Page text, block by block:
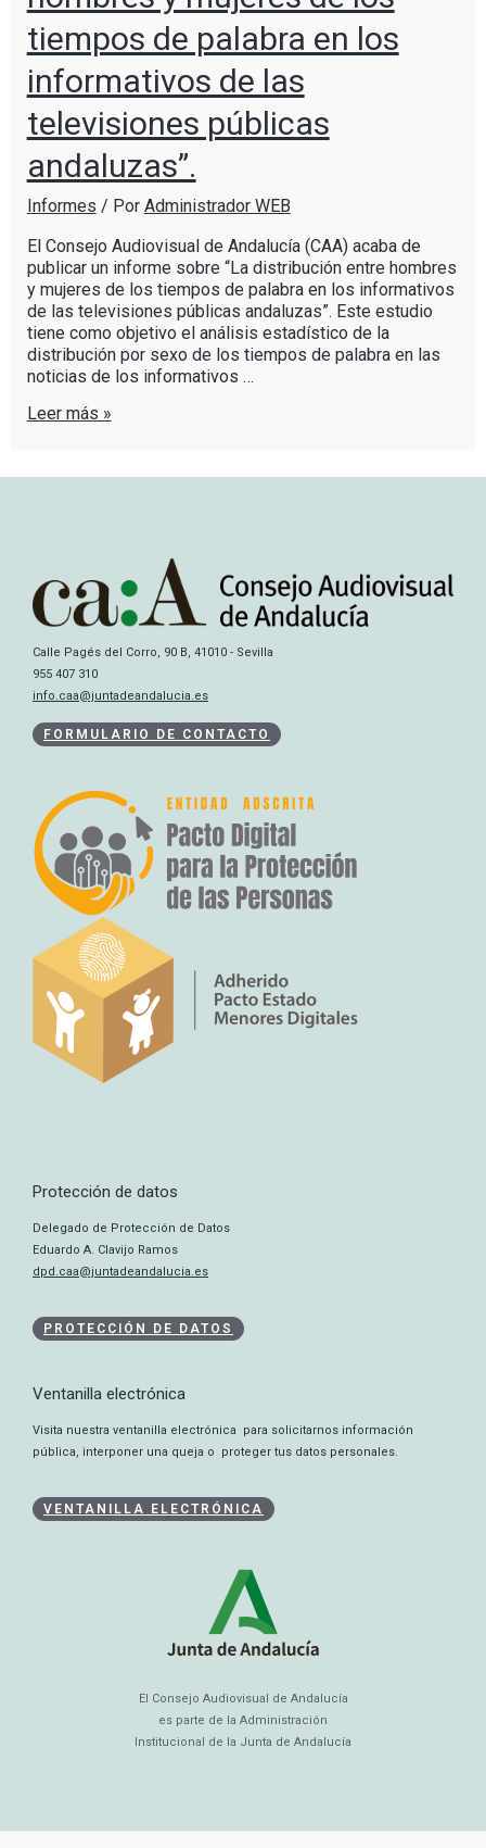
tiempos de palabra en los
informativos de las
televisiones públicas
andaluzas”.
Informes / Por Administrador WEB
El Consejo Audiovisual de Andalucía (CAA) acaba de
publicar un informe sobre “La distribución entre hombres
y mujeres de los tiempos de palabra en los informativos
de las televisiones públicas andaluzas”. Este estudio
tiene como objetivo el análisis estadístico de la
distribución por sexo de los tiempos de palabra en las
noticias de los informativos …
Leer más »
Calle Pagés del Corro, 90 B, 41010 - Sevilla
955 407 310
info.caa@juntadeandalucia.es
FORMULARIO DE CONTACTO
Protección de datos
Delegado de Protección de Datos
Eduardo A. Clavijo Ramos
dpd.caa@juntadeandalucia.es
PROTECCIÓN DE DATOS
Ventanilla electrónica
Visita nuestra ventanilla electrónica para solicitarnos información
pública, interponer una queja o proteger tus datos personales.
VENTANILLA ELECTRÓNICA
El Consejo Audiovisual de Andalucía
es parte de la Administración
Institucional de la Junta de Andalucía